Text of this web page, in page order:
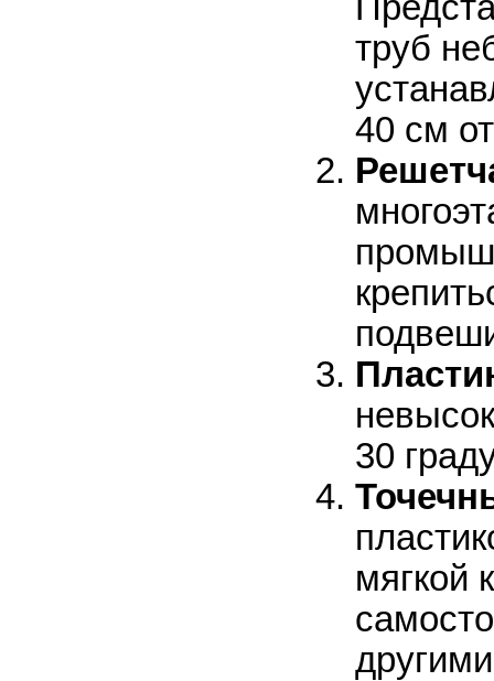
труб
40 см
30
мягкой